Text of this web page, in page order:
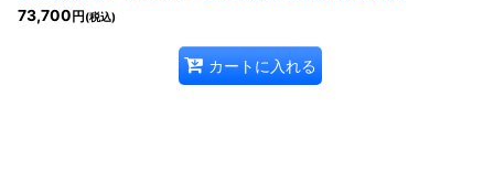
73,700 円 (税込)
カートに入れる